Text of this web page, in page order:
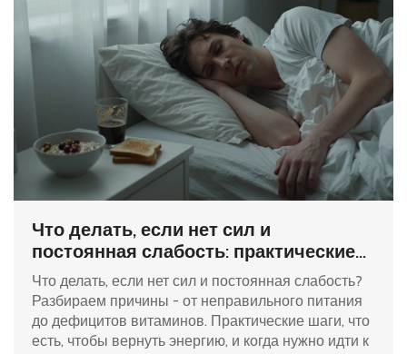
Что делать, если нет сил и
постоянная слабость: практические
шаги по восстановлению энергии
Что делать, если нет сил и постоянная слабость?
Разбираем причины - от неправильного питания
до дефицитов витаминов. Практические шаги, что
есть, чтобы вернуть энергию, и когда нужно идти к